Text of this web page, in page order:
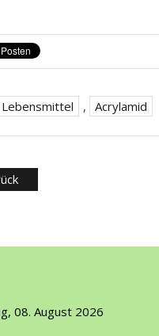
Lebensmittel , Acrylamid
08. August 2026